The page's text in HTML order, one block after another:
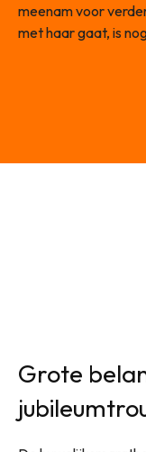
meenam voor
met haar gaat, is
Grote